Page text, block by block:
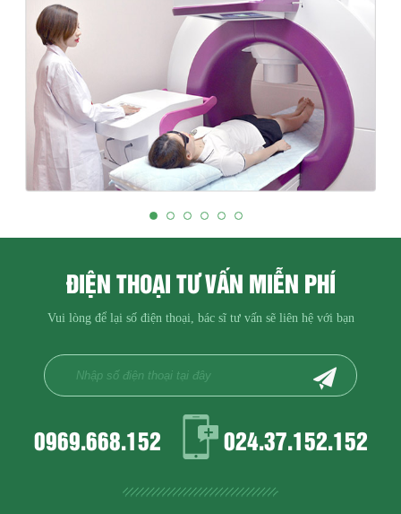
ĐIỆN THOẠI TƯ VẤN MIỄN PHÍ
Vui lòng để lại số điện thoại, bác sĩ tư vấn sẽ liên hệ với bạn
0969.668.152 024.37.152.152